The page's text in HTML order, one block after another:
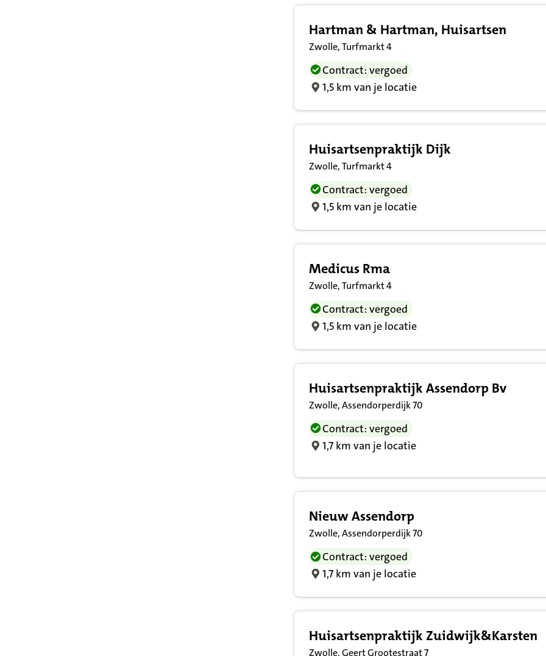
Hartman & Hartman, Huisartsen
Zwolle, Turfmarkt 4
Contract: vergoed
1,5 km van je locatie
Huisartsenpraktijk Dijk
Zwolle, Turfmarkt 4
Contract: vergoed
1,5 km van je locatie
Medicus Rma
Zwolle, Turfmarkt 4
Contract: vergoed
1,5 km van je locatie
Huisartsenpraktijk Assendorp Bv
Zwolle, Assendorperdijk 70
Contract: vergoed
1,7 km van je locatie
Nieuw Assendorp
Zwolle, Assendorperdijk 70
Contract: vergoed
1,7 km van je locatie
Huisartsenpraktijk Zuidwijk&Karsten
Zwolle, Geert Grootestraat 7